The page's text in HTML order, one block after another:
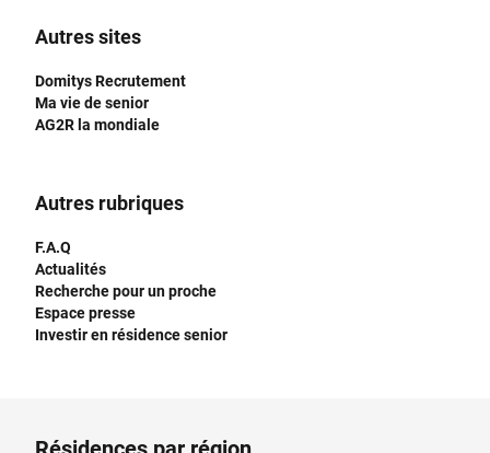
Autres sites
Domitys Recrutement
Ma vie de senior
AG2R la mondiale
Autres rubriques
F.A.Q
Actualités
Recherche pour un proche
Espace presse
Investir en résidence senior